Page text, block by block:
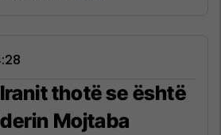
thotë se është
Mojtaba